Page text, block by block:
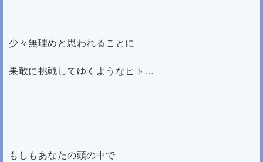
少々無理めと思われることに
果敢に挑戦してゆくようなヒト…
もしもあなたの頭の中で